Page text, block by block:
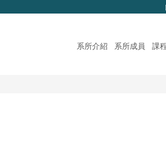
課
系所成員
系所介紹